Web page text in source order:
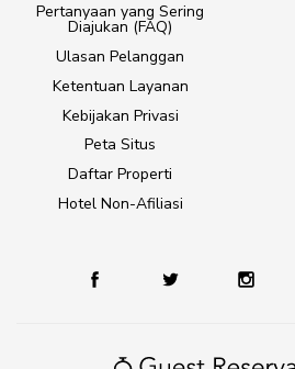
Pertanyaan yang Sering
Diajukan (FAQ)
Ulasan Pelanggan
Ketentuan Layanan
Kebijakan Privasi
Peta Situs
Daftar Properti
Hotel Non-Afiliasi